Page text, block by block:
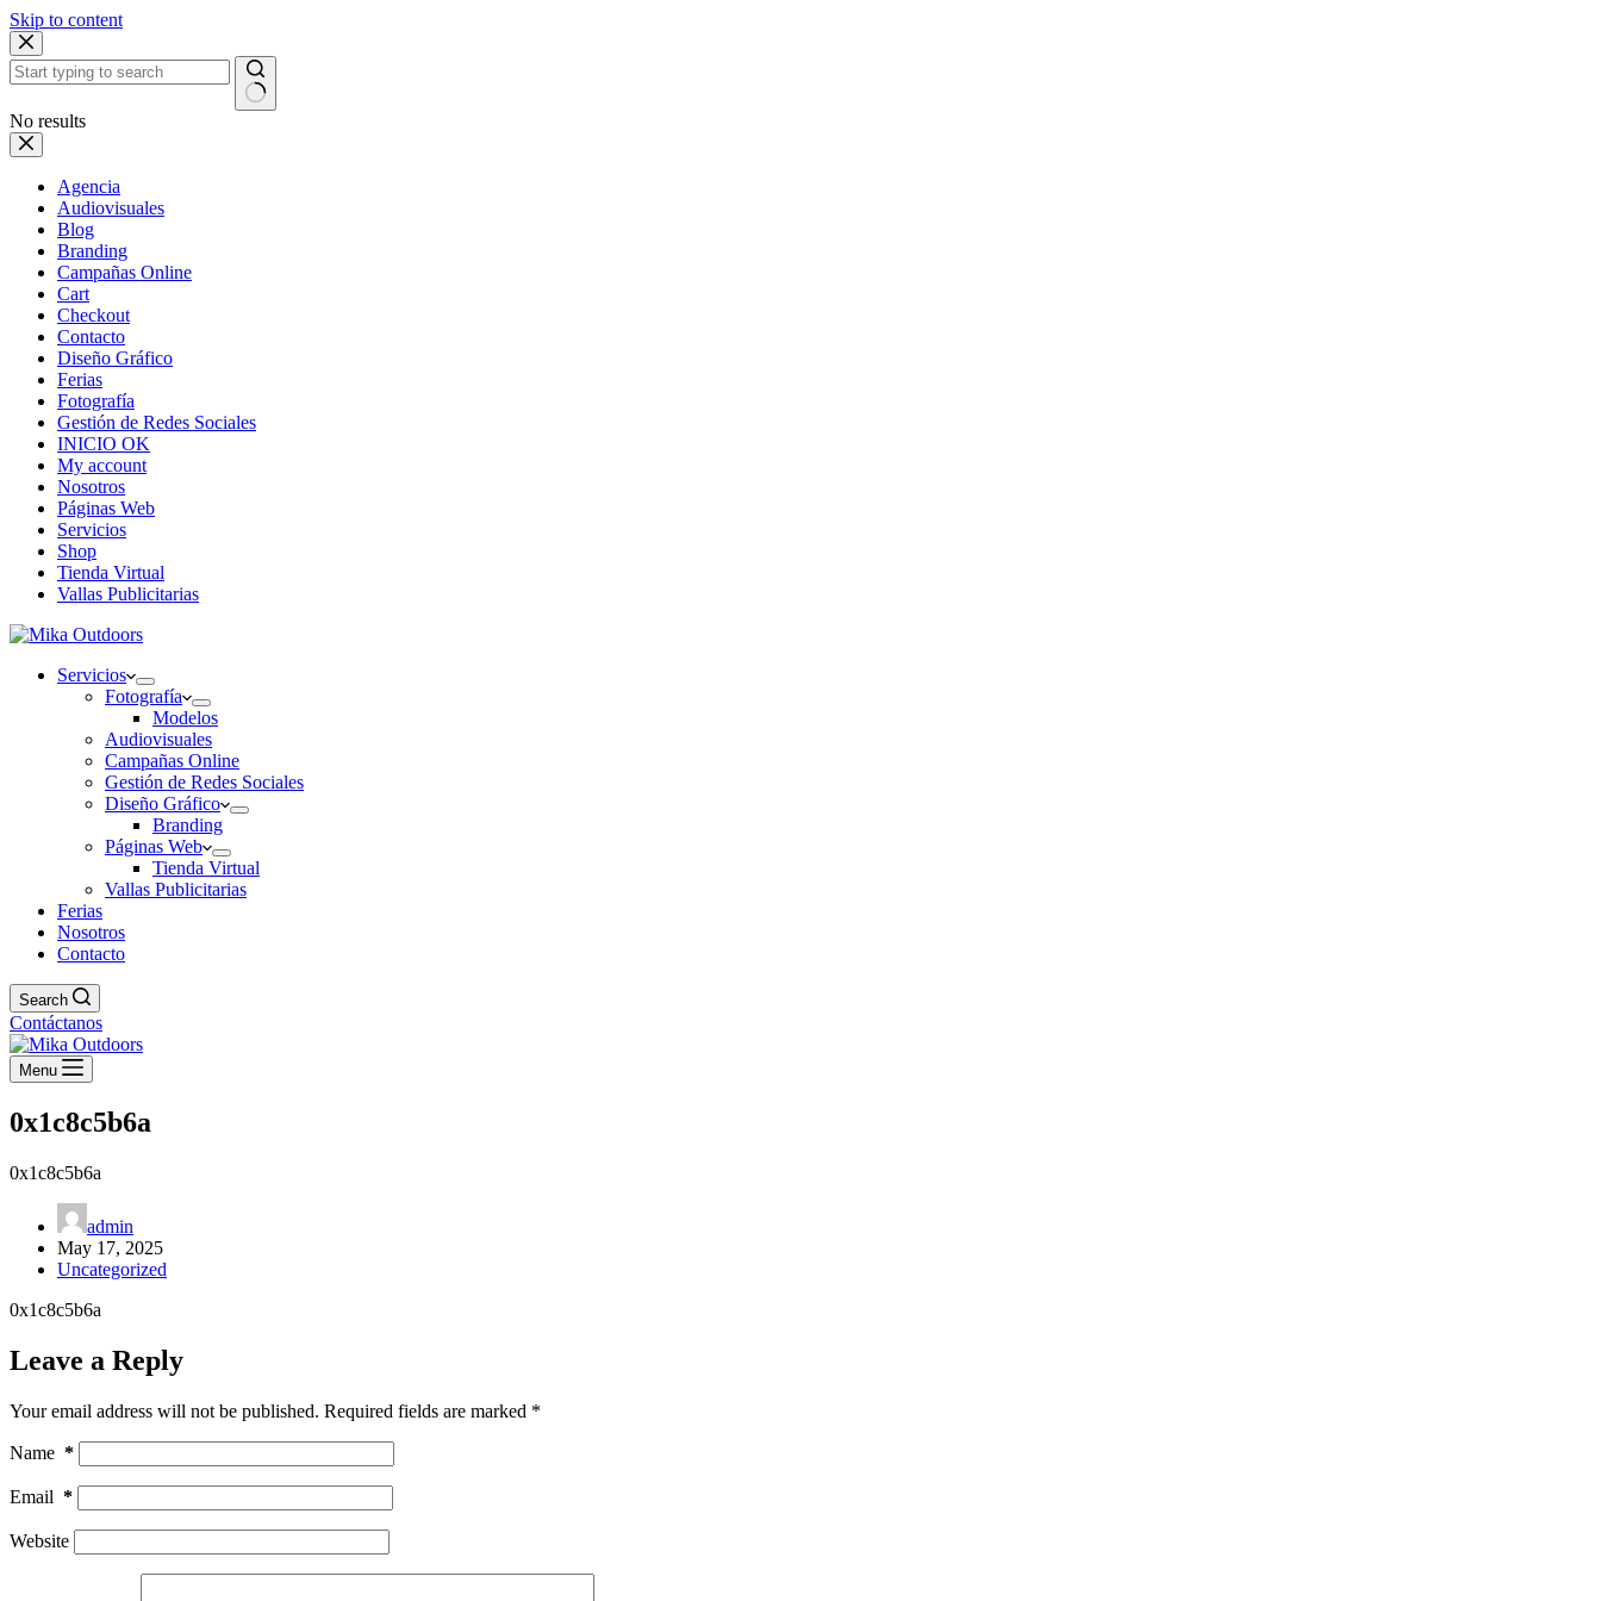
Skip to content
No results
Agencia
Audiovisuales
Blog
Branding
Campañas Online
Cart
Checkout
Contacto
Diseño Gráfico
Ferias
Fotografía
Gestión de Redes Sociales
INICIO OK
My account
Nosotros
Páginas Web
Servicios
Shop
Tienda Virtual
Vallas Publicitarias
Servicios
Fotografía
Modelos
Audiovisuales
Campañas Online
Gestión de Redes Sociales
Diseño Gráfico
Branding
Páginas Web
Tienda Virtual
Vallas Publicitarias
Ferias
Nosotros
Contacto
Search
Contáctanos
Menu
0x1c8c5b6a
0x1c8c5b6a
admin
May 17, 2025
Uncategorized
0x1c8c5b6a
Leave a Reply
Your email address will not be published. Required fields are marked *
Name *
Email *
Website